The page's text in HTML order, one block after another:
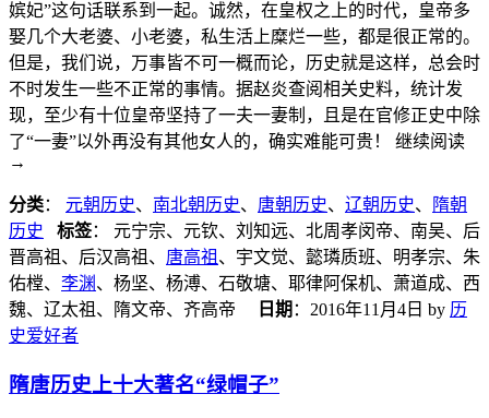
嫔妃”这句话联系到一起。诚然，在皇权之上的时代，皇帝多
娶几个大老婆、小老婆，私生活上糜烂一些，都是很正常的。
但是，我们说，万事皆不可一概而论，历史就是这样，总会时
不时发生一些不正常的事情。据赵炎查阅相关史料，统计发
现，至少有十位皇帝坚持了一夫一妻制，且是在官修正史中除
了“一妻”以外再没有其他女人的，确实难能可贵！ 继续阅读
→
分类： 元朝历史、 南北朝历史、 唐朝历史、 辽朝历史、
隋朝
历史
标签： 元宁宗、元钦、刘知远、北周孝闵帝、南吴、后
晋高祖、后汉高祖、 唐高祖 、宇文觉、懿璘质班、明孝宗、朱
佑樘、 李渊、杨坚、杨溥、石敬塘、耶律阿保机、萧道成、西
魏、辽太祖、隋文帝、齐高帝
日期 ： 2016年11月4日 by 历
史爱好者
隋唐历史上十大著名“绿帽子”